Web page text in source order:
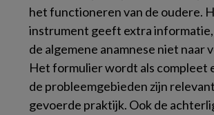
het functioneren van de oudere.
instrument geeft extra
de algemene anamnese niet naar
Het formulier wordt als compleet
de probleemgebieden zijn
gevoerde praktijk. Ook de